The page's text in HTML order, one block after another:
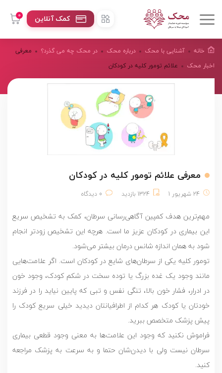
0 کمک آنلاین
خانه آشنایی با محک درباره محک
در محک چه می گذرد؟
اخبار محک
معرفی
علائم تومور کلیه در کودکان
معرفی علائم تومور کلیه در کودکان
24 شهریور 1 1324 بازدید 0 دیدگاه
مهم‌ترین هدف کمپین آگاهی‌رسانی سرطان، کمک به تشخیص سریع
این بیماری در کودکان عزیز ما است. هرچه این تشخیص زودتر انجام
شود به همان اندازه شانس درمان بیشتر می‌شود.
تومور کلیه یکی از سرطان‌های شایع در کودکان است. اگر علامت‌هایی
مانند وجود یک غده بزرگ یا توده سخت در شکم کودک، وجود خون
در ادرار، فشار خون بالا، تنگی نفس و تبی که پایین نیاید را در فرزند
خودتان یا کودک هر کدام از اطرافیانتان دیدید خیلی سریع کودک را
پیش پزشک متخصص ببرید.
فراموش نکنید که وجود این علامت‌ها به معنی وجود قطعی بیماری
سرطان نیست ولی با دیدن‌شان حتما و به سرعت به پزشک مراجعه
کنید.